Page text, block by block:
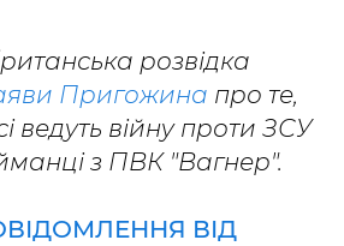
розвідка
Пригожина про те,
ведуть війну проти ЗСУ
з ПВК "Вагнер".
ВІД